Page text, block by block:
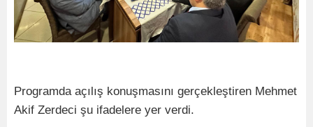
Programda açılış konuşmasını gerçekleştiren Mehmet
Akif Zerdeci şu ifadelere yer verdi.